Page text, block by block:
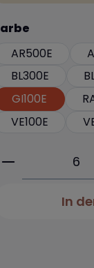
auswählen
AR500E
BL300E
GI100E
VE100E
Produkt
In